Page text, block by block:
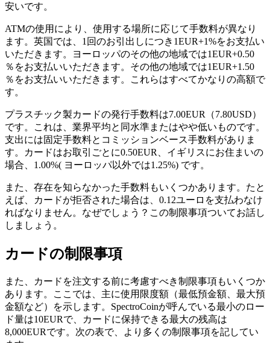
安いです。
ATMの使用により、使用する場所に応じて手数料が異なり
ます。英国では、1回のお引出しにつき1EUR+1%をお支払い
いただきます。ヨーロッパのその他の地域では1EUR+0.50
％をお支払いいただきます。その他の地域では1EUR+1.50
％をお支払いいただきます。これらはすべてかなりの高額で
す。
プラスチック製カードの発行手数料は7.00EUR（7.80USD）
です。これは、業界平均と同水準またはやや低いものです。
支出には固定手数料とコミッションベース手数料がありま
す。カードはお取引ごとに0.50EUR、イギリスにお住まいの
場合、1.00%( ヨーロッパ以外では1.25%) です。
また、存在を知らなかった手数料もいくつかあります。たと
えば、カードが拒否された場合は、0.12ユーロを支払わなけ
ればなりません。なぜでしょう？この制限事項ついてお話し
しましょう。
カードの制限事項
また、カードを注文する前に考慮すべき制限事項もいくつか
あります。ここでは、主に使用限度額（最低預金額、最大預
金額など）を示します。SpectroCoinが呼んでいる最小のロー
ド量は10EURで、カードに保持できる最大の残高は
8,000EURです。次の表で、より多くの制限事項を記してい